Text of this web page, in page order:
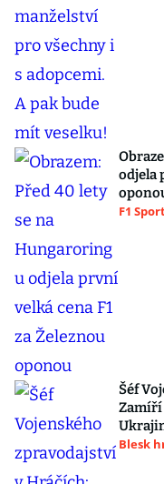
odjela
F1
Šéf
Zamíří
Blesk